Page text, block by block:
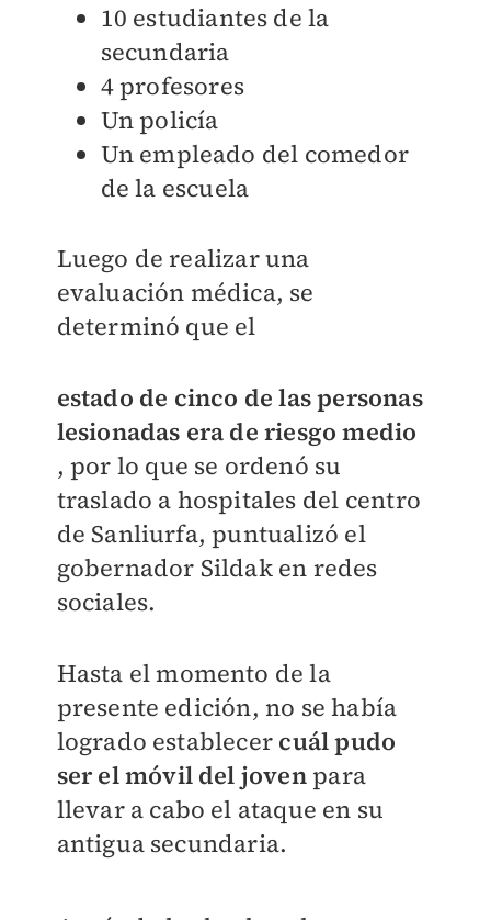
10 estudiantes de la
secundaria
4 profesores
Un policía
Un empleado del comedor
de la escuela
Luego de realizar una
evaluación médica, se
determinó que el
estado de cinco de las personas
lesionadas era de riesgo medio
, por lo que se ordenó su
traslado a hospitales del centro
de Sanliurfa, puntualizó el
gobernador Sildak en redes
sociales.
Hasta el momento de la
presente edición, no se había
logrado establecer cuál pudo
ser el móvil del joven para
llevar a cabo el ataque en su
antigua secundaria.